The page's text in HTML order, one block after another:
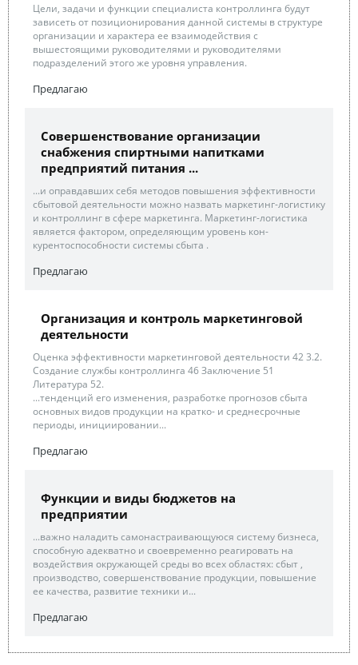
Цели, задачи и функции специалиста контроллинга будут
зависеть от позиционирования данной системы в структуре
организации и характера ее взаимодействия с
вышестоящими руководителями и руководителями
подразделений этого же уровня управления.
Предлагаю
Совершенствование организации
снабжения спиртными напитками
предприятий питания ...
...и оправдавших себя методов повышения эффективности
сбытовой деятельности можно назвать маркетинг-логистику
и контроллинг в сфере маркетинга. Маркетинг-логистика
является фактором, определяющим уровень кон-
курентоспособности системы сбыта .
Предлагаю
Организация и контроль маркетинговой
деятельности
Оценка эффективности маркетинговой деятельности 42 3.2.
Создание службы контроллинга 46 Заключение 51
Литература 52.
...тенденций его изменения, разработке прогнозов сбыта
основных видов продукции на кратко- и среднесрочные
периоды, инициировании...
Предлагаю
Функции и виды бюджетов на
предприятии
...важно наладить самонастраивающуюся систему бизнеса,
способную адекватно и своевременно реагировать на
воздействия окружающей среды во всех областях: сбыт ,
производство, совершенствование продукции, повышение
ее качества, развитие техники и...
Предлагаю